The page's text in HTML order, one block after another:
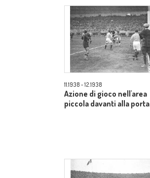
11.1938 - 12.1938
Azione di gioco nell'area
piccola davanti alla porta